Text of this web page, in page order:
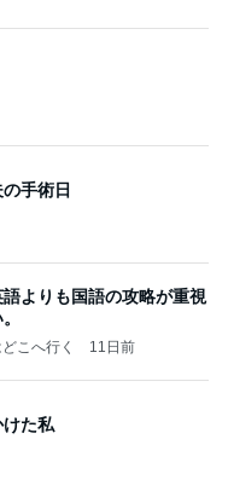
手術日
よりも国語の攻略が重視
こへ行く 11日前
た私